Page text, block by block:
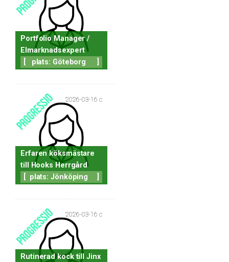
Portfolio Manager /
Elmarknadsexpert
plats: Göteborg
2026-03-16 c
Erfaren köksmästare
till Hooks Herrgård
plats: Jönköping
2026-03-16 c
Rutinerad kock till Jinx